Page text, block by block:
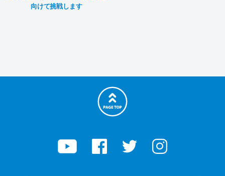
向けて挑戦します